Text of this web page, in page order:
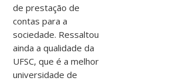
de prestação de
contas para a
sociedade. Ressaltou
ainda a qualidade da
UFSC, que é a melhor
universidade de